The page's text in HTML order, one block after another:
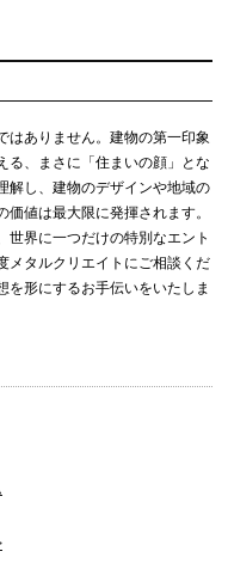
はありません。建物の第一印象
る、まさに「住まいの顔」とな
解し、建物のデザインや地域の
値は最大限に発揮されます。
世界に一つだけの特別なエント
メタルクリエイトにご相談くだ
を形にするお手伝いをいたしま